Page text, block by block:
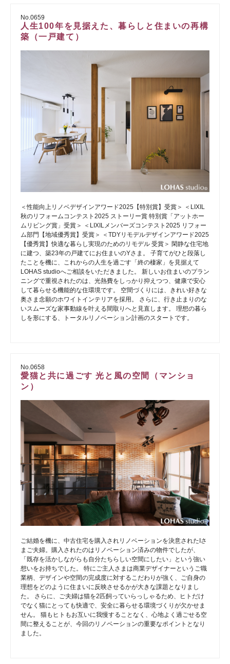
No.0659
人生100年を見据えた、暮らしと住まいの再構
築（一戸建て）
＜性能向上リノベデザインアワード2025【特別賞】受賞＞ ＜LIXIL
秋のリフォームコンテスト2025 ストーリー賞 特別賞「アットホー
ムリビング賞」受賞＞ ＜LIXILメンバーズコンテスト2025 リフォー
ム部門【地域優秀賞】受賞＞ ＜TDYリモデルデザインアワード2025
【優秀賞】快適な暮らし実現のためのリモデル 受賞＞ 閑静な住宅地
に建つ、築23年の戸建てにお住まいのYさま。 子育てがひと段落し
たことを機に、これからの人生を過ごす「終の棲家」を見据えて
LOHAS studioへご相談をいただきました。 新しいお住まいのプラン
ニングで重視されたのは、光熱費をしっかり抑えつつ、健康で安心
して暮らせる機能的な住環境です。 空間づくりには、きれい好きな
奥さま念願のホワイトインテリアを採用。 さらに、行き止まりのな
いスムーズな家事動線を叶える間取りへと見直します。 理想の暮ら
しを形にする、トータルリノベーション計画のスタートです。
No.0658
愛猫と共に過ごす 光と風の空間（マンショ
ン）
ご結婚を機に、中古住宅を購入されリノベーションを決意されたIさ
まご夫婦。購入されたのはリノベーション済みの物件でしたが、
「既存を活かしながらも自分たちらしい空間にしたい」という強い
想いをお持ちでした。 特にご主人さまは商業デザイナーというご職
業柄、デザインや空間の完成度に対するこだわりが強く、ご自身の
理想をどのように住まいに反映させるかが大きな課題となりまし
た。 さらに、ご夫婦は猫を2匹飼っていらっしゃるため、ヒトだけ
でなく猫にとっても快適で、安全に暮らせる環境づくりが欠かせま
せん。 猫もヒトもお互いに我慢することなく、心地よく過ごせる空
間に整えることが、今回のリノベーションの重要なポイントとなり
ました。